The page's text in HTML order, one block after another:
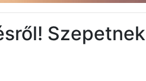
Szepetnek